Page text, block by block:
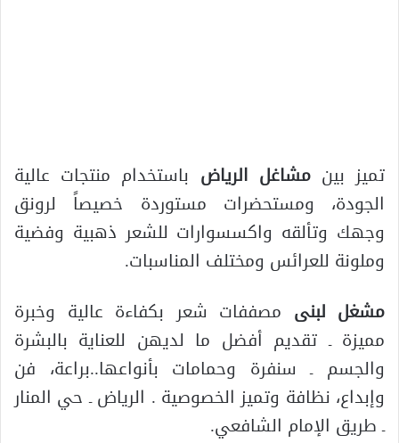
تميز بينمشاغل الرياض باستخدام منتجات عالية
الجودة، ومستحضرات مستوردة خصيصاً لرونق
وجهك وتألقه واكسسوارات للشعر ذهبية وفضية
وملونة للعرائس ومختلف المناسبات.
مشغل لبنى مصففات شعر بكفاءة عالية وخبرة
مميزة ـ تقديم أفضل ما لديهن للعناية بالبشرة
والجسم ـ سنفرة وحمامات بأنواعها..براعة، فن
وإبداع، نظافة وتميز الخصوصية . الرياض ـ حي المنار
ـ طريق الإمام الشافعي.